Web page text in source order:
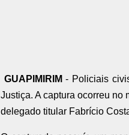
GUAPIMIRIM- Policiais
Justiça. A captura ocorreu
delegado titular Fabrício